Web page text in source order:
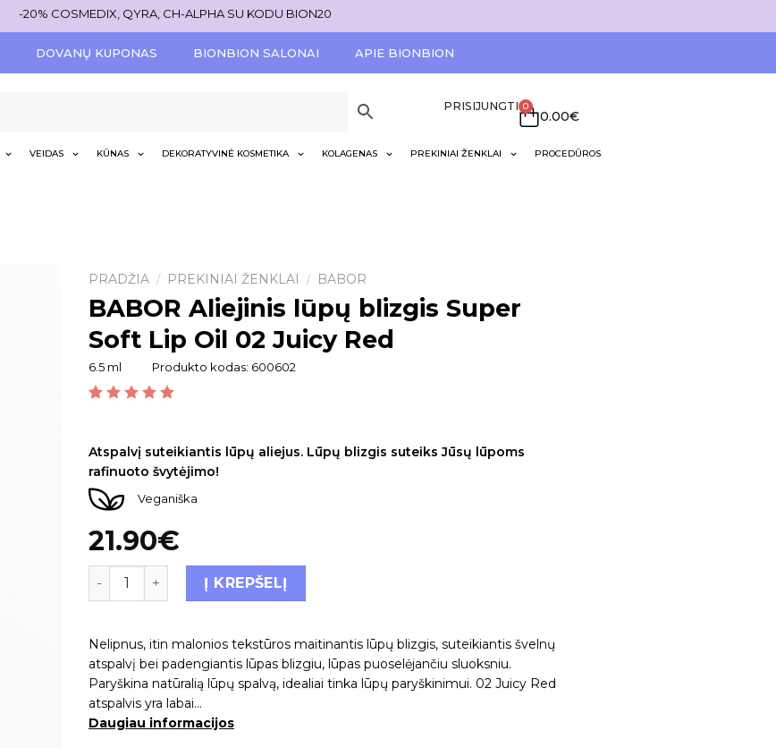
-20% COSMEDIX, QYRA, CH-ALPHA SU KODU BION20
DOVANŲ KUPONAS BIONBION SALONAI APIE BIONBION
PRISIJUNGTI
0.00€
0
VEIDAS KŪNAS DEKORATYVINĖ KOSMETIKA KOLAGENAS PREKINIAI ŽENKLAI PROCEDŪROS
PRADŽIA / PREKINIAI ŽENKLAI / BABOR
BABOR Aliejinis lūpų blizgis Super
Soft Lip Oil 02 Juicy Red
6.5 ml Produkto kodas: 600602
Atspalvį suteikiantis lūpų aliejus. Lūpų blizgis suteiks Jūsų lūpoms
rafinuoto švytėjimo!
Veganiška
21.90€
Į KREPŠELĮ
Nelipnus, itin malonios tekstūros maitinantis lūpų blizgis, suteikiantis švelnų
atspalvį bei padengiantis lūpas blizgiu, lūpas puoselėjančiu sluoksniu.
Paryškina natūralią lūpų spalvą, idealiai tinka lūpų paryškinimui. 02 Juicy Red
atspalvis yra labai…
Daugiau informacijos